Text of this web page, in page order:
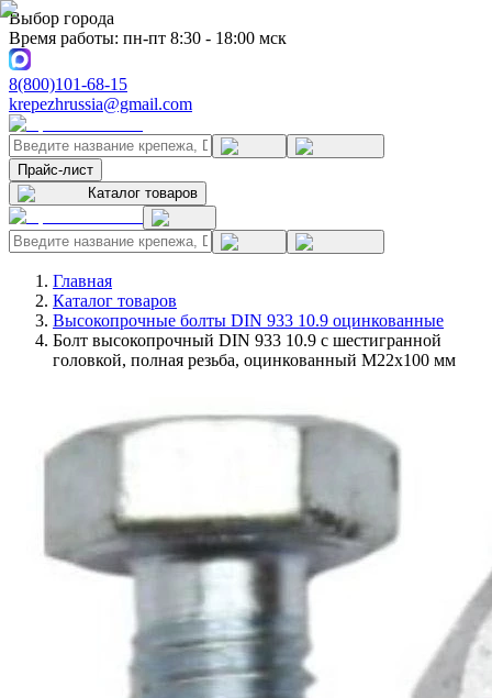
Выбор города
Время работы: пн-пт 8:30 - 18:00 мск
8(800)101-68-15
krepezhrussia@gmail.com
Прайс-лист
Каталог товаров
Главная
Каталог товаров
Высокопрочные болты DIN 933 10.9 оцинкованные
Болт высокопрочный DIN 933 10.9 с шестигранной
головкой, полная резьба, оцинкованный M22x100 мм